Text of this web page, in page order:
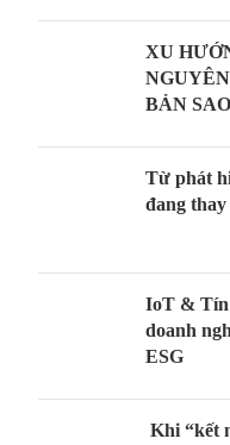
XU
BẢN
Từ phát
đang
IoT & Tín
doanh
ESG
Khi “kết